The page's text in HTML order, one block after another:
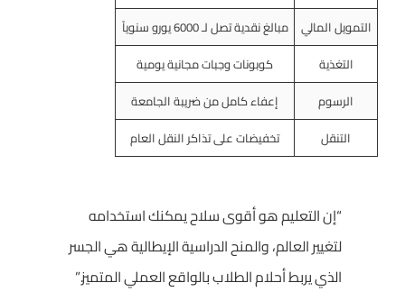
التمويل المالي
مبالغ نقدية تصل لـ 6000 يورو سنوياً
التغذية
كوبونات وجبات مجانية يومية
الرسوم
إعفاء كامل من ضريبة الجامعة
التنقل
تخفيضات على تذاكر النقل العام
“إن التعليم هو أقوى سلاح يمكنك استخدامه
لتغيير العالم، والمنح الدراسية الإيطالية هي الجسر
الذي يربط أحلام الطلاب بالواقع العملي المتميز.”